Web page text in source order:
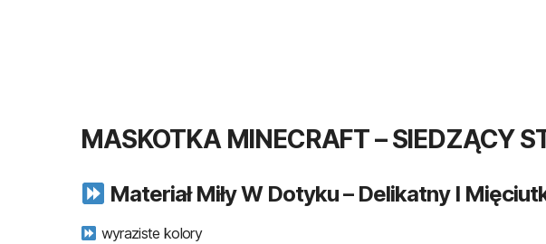
MASKOTKA MINECRAFT – SIEDZĄCY
Materiał Miły W Dotyku – Delikatny I
wyraziste kolory